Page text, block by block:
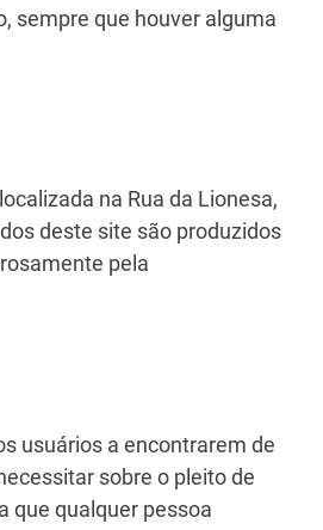
sempre que houver alguma
na Rua da Lionesa,
deste site são produzidos
pela
usuários a encontrarem de
sobre o pleito de
que qualquer pessoa